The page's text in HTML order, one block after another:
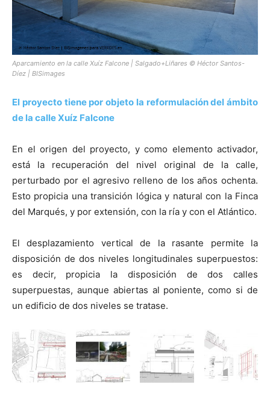
Aparcamiento en la calle Xuíz Falcone | Salgado+Liñares © Héctor Santos-
Díez | BISimages
El proyecto tiene por objeto la reformulación del ámbito
de la calle Xuíz Falcone
En el origen del proyecto, y como elemento activador,
está la recuperación del nivel original de la calle,
perturbado por el agresivo relleno de los años ochenta.
Esto propicia una transición lógica y natural con la Finca
del Marqués, y por extensión, con la ría y con el Atlántico.
El desplazamiento vertical de la rasante permite la
disposición de dos niveles longitudinales superpuestos:
es decir, propicia la disposición de dos calles
superpuestas, aunque abiertas al poniente, como si de
un edificio de dos niveles se tratase.